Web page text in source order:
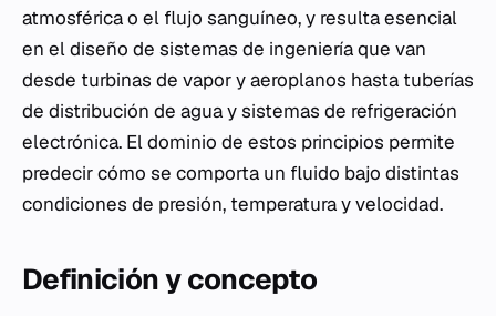
atmosférica o el flujo sanguíneo, y resulta esencial
en el diseño de sistemas de ingeniería que van
desde turbinas de vapor y aeroplanos hasta tuberías
de distribución de agua y sistemas de refrigeración
electrónica. El dominio de estos principios permite
predecir cómo se comporta un fluido bajo distintas
condiciones de presión, temperatura y velocidad.
Definición y concepto